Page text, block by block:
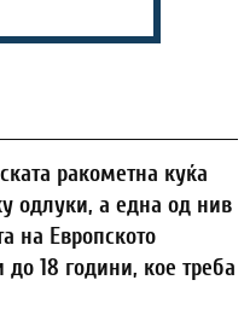
ракометна куќа
одлуки, а една од нив
на Европското
18 години, кое треба